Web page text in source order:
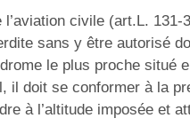
civile (art.L. 131-
sans y être autorisé
le plus proche situé
il doit se conformer à la
à l’altitude imposée et